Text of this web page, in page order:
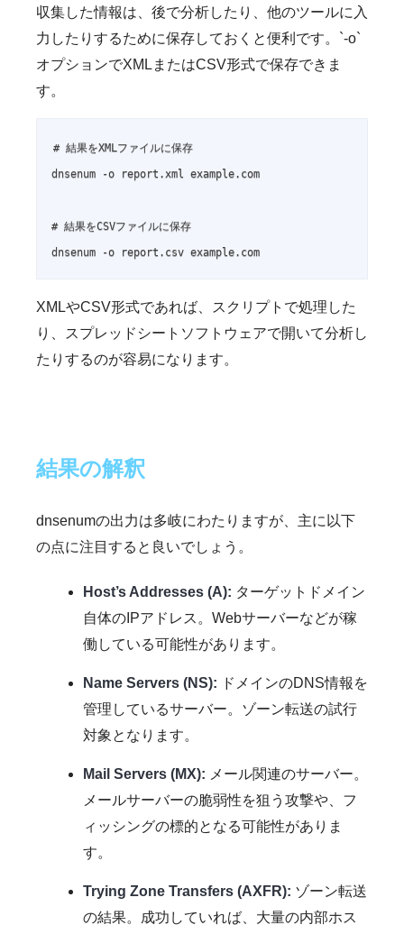
収集した情報は、後で分析したり、他のツールに入
力したりするために保存しておくと便利です。`-o`
オプションでXMLまたはCSV形式で保存できま
す。
# 結果をXMLファイルに保存
dnsenum -o report.xml example.com
# 結果をCSVファイルに保存
dnsenum -o report.csv example.com
XMLやCSV形式であれば、スクリプトで処理した
り、スプレッドシートソフトウェアで開いて分析し
たりするのが容易になります。
結果の解釈
dnsenumの出力は多岐にわたりますが、主に以下
の点に注目すると良いでしょう。
Host’s Addresses (A): ターゲットドメイン
自体のIPアドレス。Webサーバーなどが稼
働している可能性があります。
Name Servers (NS): ドメインのDNS情報を
管理しているサーバー。ゾーン転送の試行
対象となります。
Mail Servers (MX): メール関連のサーバー。
メールサーバーの脆弱性を狙う攻撃や、フ
ィッシングの標的となる可能性がありま
す。
Trying Zone Transfers (AXFR): ゾーン転送
の結果。成功していれば、大量の内部ホス